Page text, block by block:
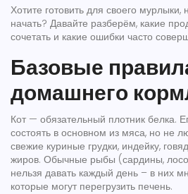
Хотите готовить для своего мурлыки,
начать? Давайте разберём, какие
сочетать и какие ошибки часто
Базовые
домашнего
Кот — обязательный плотник белка.
состоять в основном из мяса, но не
свежие куриные грудки, индейку,
жиров. Обычные рыбы (сардины,
нельзя давать каждый день – в них
которые могут перегрузить печень.